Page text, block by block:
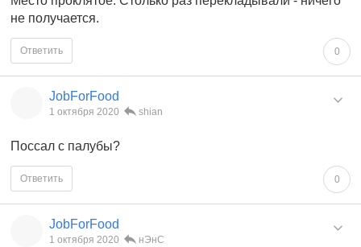
не получается.
0
Ответить
JobForFood
1 октября 2020 shian
Поссал с палубы?
0
Ответить
JobForFood
1 октября 2020 нЭнС